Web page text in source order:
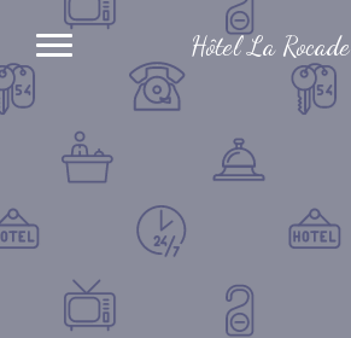
Hôtel La Rocade